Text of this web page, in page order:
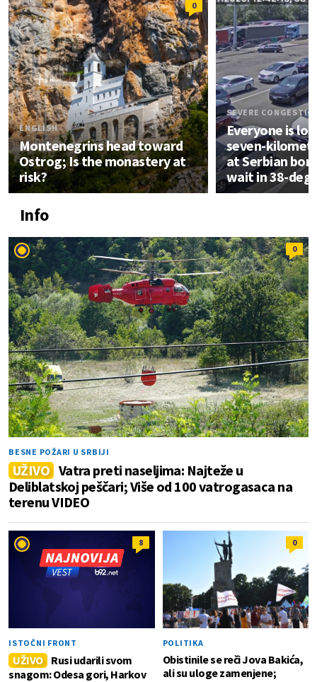
0
ENGLISH
Montenegrins head toward
Ostrog; Is the monastery at
risk?
SEVERE
Everyone is
seven-
at Serbian
wait in 38-
Info
0
BESNE POŽARI U SRBIJI
UŽIVO Vatra preti naseljima: Najteže u
Deliblatskoj peščari; Više od 100 vatrogasaca na
terenu VIDEO
8
ISTOČNI FRONT
UŽIVO
Rusi udarili svom
snagom: Odesa gori, Harkov
0
POLITIKA
Obistinile se reči Jova Bakića,
ali su uloge zamenjene;